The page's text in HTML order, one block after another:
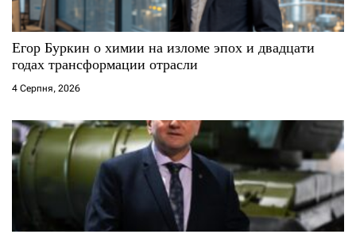
Егор Буркин о химии на изломе эпох и двадцати
годах трансформации отрасли
4 Серпня, 2026